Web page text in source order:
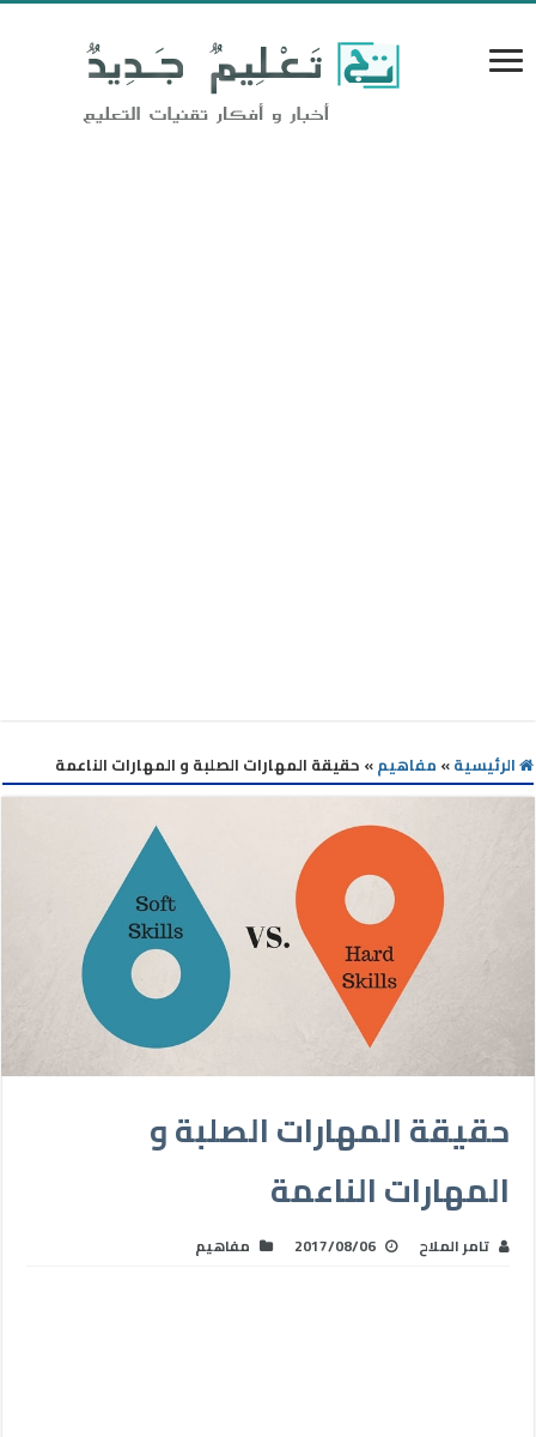
الرئيسية» مفاهيم» حقيقة المهارات الصلبة و المهارات الناعمة
حقيقة المهارات الصلبة و
المهارات الناعمة
تامر الملاح 2017/08/06 مفاهيم